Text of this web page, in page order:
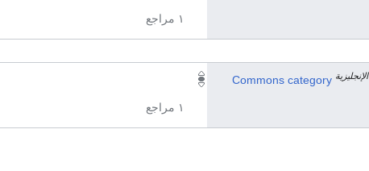
١ مراجع
Commons category الإنجليزية
١ مراجع